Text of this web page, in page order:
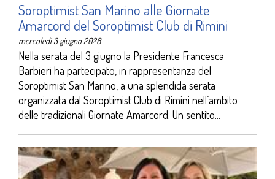
Soroptimist San Marino alle Giornate
Amarcord del Soroptimist Club di Rimini
mercoledì 3 giugno 2026
Nella serata del 3 giugno la Presidente Francesca
Barbieri ha partecipato, in rappresentanza del
Soroptimist San Marino, a una splendida serata
organizzata dal Soroptimist Club di Rimini nell’ambito
delle tradizionali Giornate Amarcord. Un sentito...